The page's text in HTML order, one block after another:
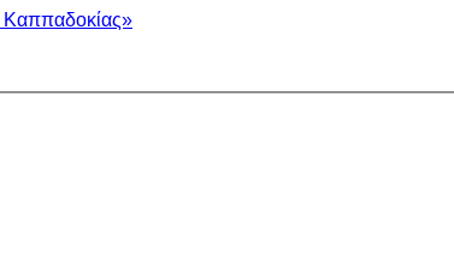
Καππαδοκίας»